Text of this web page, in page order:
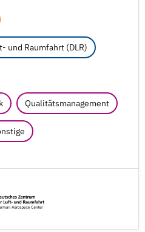
und Raumfahrt (DLR)
Qualitätsmanagement